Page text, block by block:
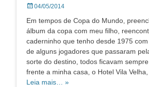
Posted
04/05/2014
Em tempos de Copa do Mundo,
álbum da copa com meu filho,
caderninho que tenho desde 1975
de alguns jogadores que passaram
sorte do destino, todos ficavam
frente a minha casa, o Hotel Vila
Leia mais… »